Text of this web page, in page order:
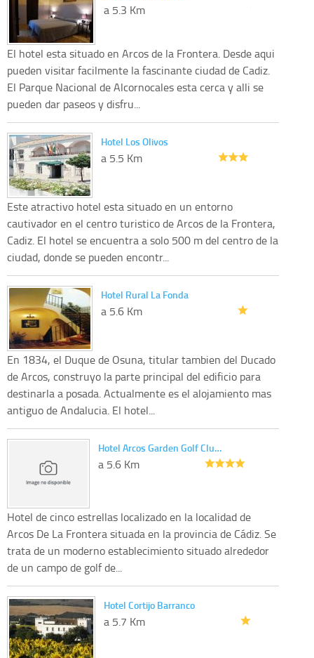
a 5.3 Km
El hotel esta situado en Arcos de la Frontera. Desde aqui
pueden visitar facilmente la fascinante ciudad de Cadiz.
El Parque Nacional de Alcornocales esta cerca y alli se
pueden dar paseos y disfru...
Hotel Los Olivos
a 5.5 Km
Este atractivo hotel esta situado en un entorno
cautivador en el centro turistico de Arcos de la Frontera,
Cadiz. El hotel se encuentra a solo 500 m del centro de la
ciudad, donde se pueden encontr...
Hotel Rural La Fonda
a 5.6 Km
En 1834, el Duque de Osuna, titular tambien del Ducado
de Arcos, construyo la parte principal del edificio para
destinarla a posada. Actualmente es el alojamiento mas
antiguo de Andalucia. El hotel...
Hotel Arcos Garden Golf Clu…
a 5.6 Km
Hotel de cinco estrellas localizado en la localidad de
Arcos De La Frontera situada en la provincia de Cádiz. Se
trata de un moderno establecimiento situado alrededor
de un campo de golf de...
Hotel Cortijo Barranco
a 5.7 Km